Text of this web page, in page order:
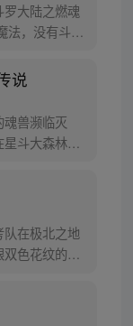
罗大陆之燃魂
法，没有斗
代天骄霍雨
一展现。 唐
重现辉煌，
说
魂兽濒临灭
斗大森林最
麟，万众瞩目
不期待奇
队在极北之地
色花纹的
化。蛋孵化
，一个和人